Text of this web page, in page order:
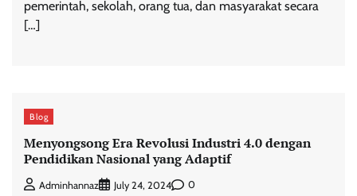
pemerintah, sekolah, orang tua, dan masyarakat secara
[…]
Blog
Menyongsong Era Revolusi Industri 4.0 dengan
Pendidikan Nasional yang Adaptif
Adminhannaz July 24, 2024 0